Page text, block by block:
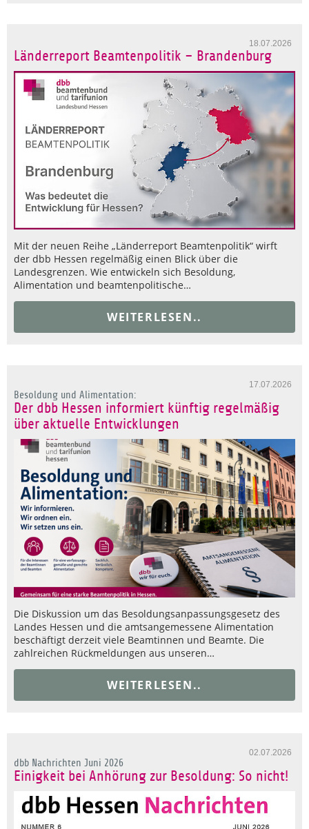
18.07.2026
Länderreport Beamtenpolitik – Brandenburg
Mit der neuen Reihe „Länderreport Beamtenpolitik“ wirft
der dbb Hessen regelmäßig einen Blick über die
Landesgrenzen. Wie entwickeln sich Besoldung,
Alimentation und beamtenpolitische…
WEITERLESEN..
17.07.2026
Besoldung und Alimentation:
Der dbb Hessen informiert künftig regelmäßig
über aktuelle Entwicklungen
Die Diskussion um das Besoldungsanpassungsgesetz des
Landes Hessen und die amtsangemessene Alimentation
beschäftigt derzeit viele Beamtinnen und Beamte. Die
zahlreichen Rückmeldungen aus unseren…
WEITERLESEN..
02.07.2026
dbb Nachrichten Juni 2026
Einigkeit bei Anhörung zur Besoldung: So nicht!